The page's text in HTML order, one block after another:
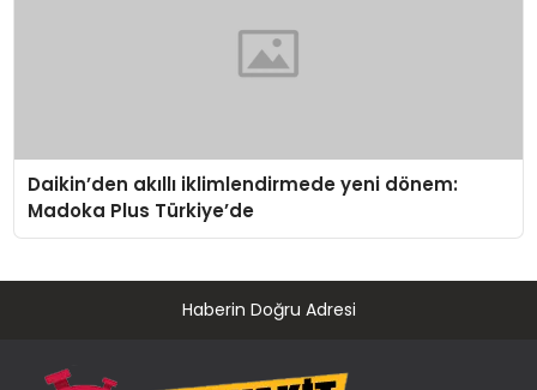
Daikin’den akıllı iklimlendirmede yeni dönem:
Madoka Plus Türkiye’de
Haberin Doğru Adresi